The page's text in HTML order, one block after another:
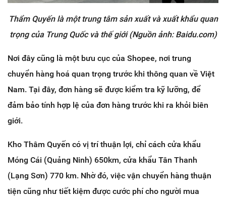
Thẩm Quyến là một trung tâm sản xuất và xuất khẩu quan
trọng của Trung Quốc và thế giới (Nguồn ảnh: Baidu.com)
Nơi đây cũng là một bưu cục của Shopee, nơi trung
chuyển hàng hoá quan trọng trước khi thông quan về Việt
Nam. Tại đây, đơn hàng sẽ được kiểm tra kỹ lưỡng, để
đảm bảo tính hợp lệ của đơn hàng trước khi ra khỏi biên
giới.
Kho Thâm Quyến có vị trí thuận lợi, chỉ cách cửa khẩu
Móng Cái (Quảng Ninh) 650km, cửa khẩu Tân Thanh
(Lạng Sơn) 770 km. Nhờ đó, việc vận chuyển hàng thuận
tiện cũng như tiết kiệm được cước phí cho người mua